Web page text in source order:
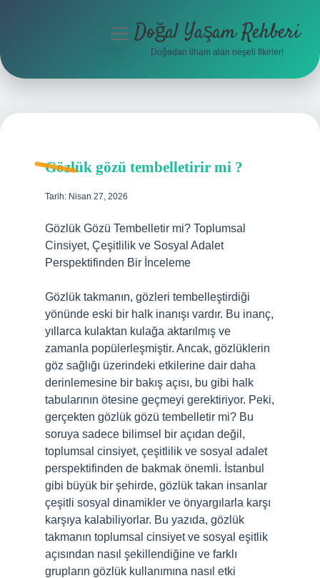
Hakkımızda
menüyüDoğal Yaşam Rehberi
Doğadan ilham alan neşeli fikirler!
Gözlük gözü tembelletirir mi ?
Tarih: Nisan 27, 2026
Gözlük Gözü Tembelletir mi? Toplumsal
Cinsiyet, Çeşitlilik ve Sosyal Adalet
Perspektifinden Bir İnceleme
Gözlük takmanın, gözleri tembelleştirdiği
yönünde eski bir halk inanışı vardır. Bu inanç,
yıllarca kulaktan kulağa aktarılmış ve
zamanla popülerleşmiştir. Ancak, gözlüklerin
göz sağlığı üzerindeki etkilerine dair daha
derinlemesine bir bakış açısı, bu gibi halk
tabularının ötesine geçmeyi gerektiriyor. Peki,
gerçekten gözlük gözü tembelletir mi? Bu
soruya sadece bilimsel bir açıdan değil,
toplumsal cinsiyet, çeşitlilik ve sosyal adalet
perspektifinden de bakmak önemli. İstanbul
gibi büyük bir şehirde, gözlük takan insanlar
çeşitli sosyal dinamikler ve önyargılarla karşı
karşıya kalabiliyorlar. Bu yazıda, gözlük
takmanın toplumsal cinsiyet ve sosyal eşitlik
açısından nasıl şekillendiğine ve farklı
grupların gözlük kullanımına nasıl etki